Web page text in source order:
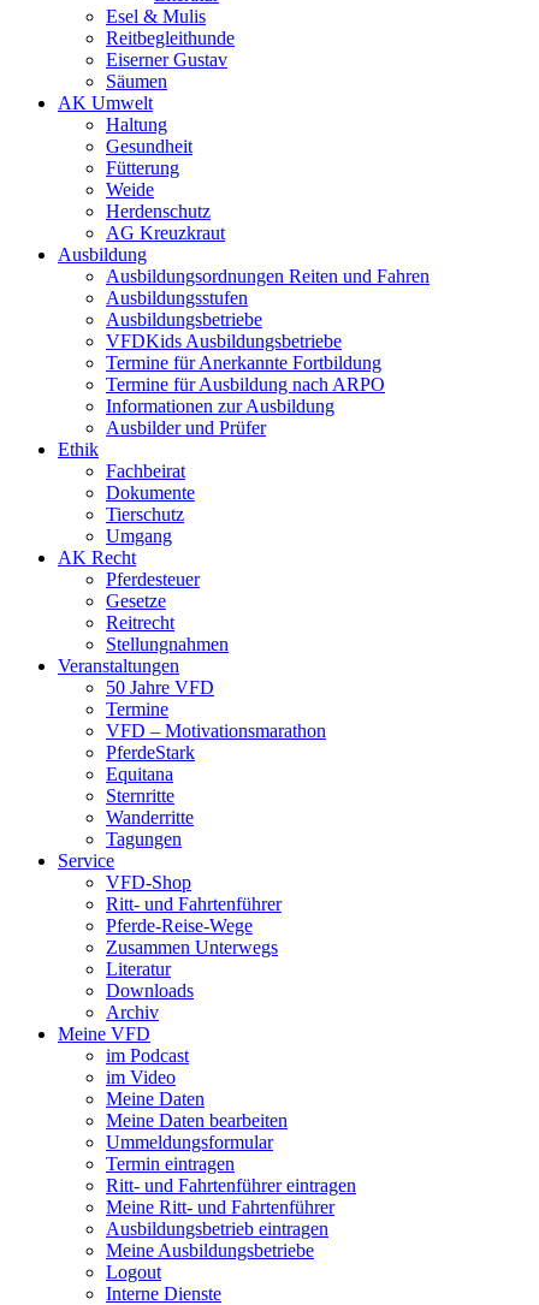
Esel & Mulis
Reitbegleithunde
Eiserner Gustav
Säumen
AK Umwelt
Haltung
Gesundheit
Fütterung
Weide
Herdenschutz
AG Kreuzkraut
Ausbildung
Ausbildungsordnungen Reiten und Fahren
Ausbildungsstufen
Ausbildungsbetriebe
VFDKids Ausbildungsbetriebe
Termine für Anerkannte Fortbildung
Termine für Ausbildung nach ARPO
Informationen zur Ausbildung
Ausbilder und Prüfer
Ethik
Fachbeirat
Dokumente
Tierschutz
Umgang
AK Recht
Pferdesteuer
Gesetze
Reitrecht
Stellungnahmen
Veranstaltungen
50 Jahre VFD
Termine
VFD – Motivationsmarathon
PferdeStark
Equitana
Sternritte
Wanderritte
Tagungen
Service
VFD-Shop
Ritt- und Fahrtenführer
Pferde-Reise-Wege
Zusammen Unterwegs
Literatur
Downloads
Archiv
Meine VFD
im Podcast
im Video
Meine Daten
Meine Daten bearbeiten
Ummeldungsformular
Termin eintragen
Ritt- und Fahrtenführer eintragen
Meine Ritt- und Fahrtenführer
Ausbildungsbetrieb eintragen
Meine Ausbildungsbetriebe
Logout
Interne Dienste